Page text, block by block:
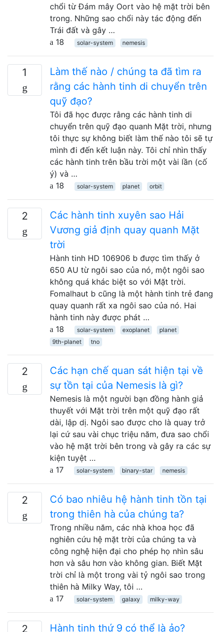
chổi từ Đám mây Oort vào hệ mặt trời bên
trong. Những sao chổi này tác động đến
Trái đất và gây …
18
solar-system nemesis
1
Làm thế nào / chúng ta đã tìm ra
rằng các hành tinh di chuyển trên
quỹ đạo?
Tôi đã học được rằng các hành tinh di
chuyển trên quỹ đạo quanh Mặt trời, nhưng
tôi thực sự không biết làm thế nào tôi sẽ tự
mình đi đến kết luận này. Tôi chỉ nhìn thấy
các hành tinh trên bầu trời một vài lần (cố
ý) và …
18
solar-system planet orbit
2
Các hành tinh xuyên sao Hải
Vương giả định quay quanh Mặt
trời
Hành tinh HD 106906 b được tìm thấy ở
650 AU từ ngôi sao của nó, một ngôi sao
không quá khác biệt so với Mặt trời.
Fomalhaut b cũng là một hành tinh trẻ đang
quay quanh rất xa ngôi sao của nó. Hai
hành tinh này được phát …
18
solar-system exoplanet
planet
9th-planet
tno
2
Các hạn chế quan sát hiện tại về
sự tồn tại của Nemesis là gì?
Nemesis là một người bạn đồng hành giả
thuyết với Mặt trời trên một quỹ đạo rất
dài, lập dị. Ngôi sao được cho là quay trở
lại cứ sau vài chục triệu năm, đưa sao chổi
vào hệ mặt trời bên trong và gây ra các sự
kiện tuyệt …
17
solar-system binary-star nemesis
2
Có bao nhiêu hệ hành tinh tồn tại
trong thiên hà của chúng ta?
Trong nhiều năm, các nhà khoa học đã
nghiên cứu hệ mặt trời của chúng ta và
công nghệ hiện đại cho phép họ nhìn sâu
hơn và sâu hơn vào không gian. Biết Mặt
trời chỉ là một trong vài tỷ ngôi sao trong
thiên hà Milky Way, tôi …
17
solar-system galaxy milky-way
2 Hành tinh thứ 9 có thể là ảo?